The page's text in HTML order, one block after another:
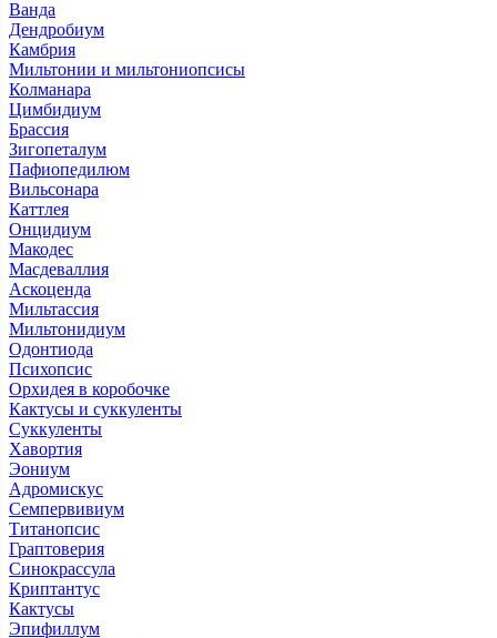
Ванда
Дендробиум
Камбрия
Мильтонии и мильтониопсисы
Колманара
Цимбидиум
Брассия
Зигопеталум
Пафиопедилюм
Вильсонара
Каттлея
Онцидиум
Макодес
Масдеваллия
Аскоценда
Мильтассия
Мильтонидиум
Одонтиода
Психопсис
Орхидея в коробочке
Кактусы и суккуленты
Суккуленты
Хавортия
Эониум
Адромискус
Семпервивиум
Титанопсис
Граптоверия
Синокрассула
Криптантус
Кактусы
Эпифиллум